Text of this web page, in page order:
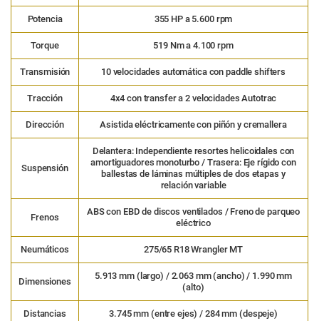
Potencia 355 HP a 5.600 rpm
Torque 519 Nm a 4.100 rpm
Transmisión 10 velocidades automática con paddle shifters
Tracción 4x4 con transfer a 2 velocidades Autotrac
Dirección Asistida eléctricamente con piñón y cremallera
Suspensión
Delantera: Independiente resortes helicoidales con
amortiguadores monoturbo / Trasera: Eje rígido con
ballestas de láminas múltiples de dos etapas y
relación variable
Frenos
ABS con EBD de discos ventilados / Freno de parqueo
eléctrico
Neumáticos 275/65 R18 Wrangler MT
Dimensiones
5.913 mm (largo) / 2.063 mm (ancho) / 1.990 mm
(alto)
Distancias 3.745 mm (entre ejes) / 284 mm (despeje)